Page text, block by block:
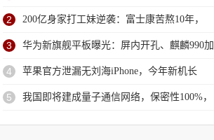
2 200亿身家打工妹逆袭：富士康苦熬10年，
3 华为新旗舰平板曝光：屏内开孔、麒麟990加
4 苹果官方泄漏无刘海iPhone，今年新机长
5 我国即将建成量子通信网络，保密性100%，